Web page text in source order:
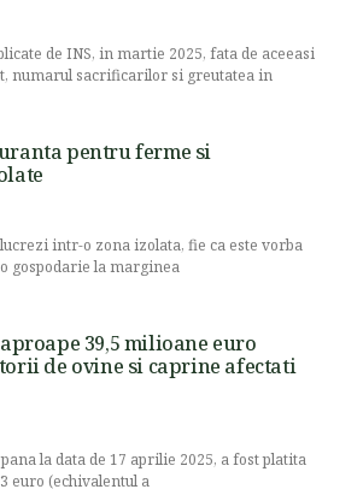
de INS, in martie 2025, fata de aceeasi
numarul sacrificarilor si greutatea in
pentru ferme si
intr-o zona izolata, fie ca este vorba
gospodarie la marginea
39,5 milioane euro
de ovine si caprine afectati
la data de 17 aprilie 2025, a fost platita
euro (echivalentul a